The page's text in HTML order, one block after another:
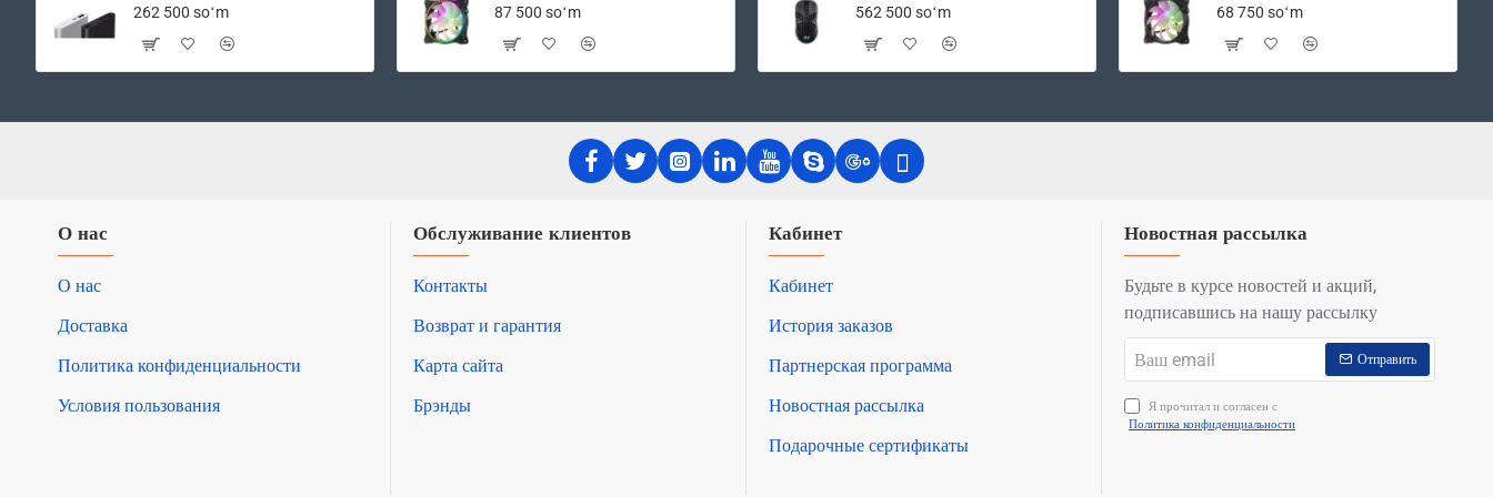
ПК
ПК
262 500 soʻm
87 500 soʻm
562 500 soʻm
68 750 soʻm
О нас
О нас
Доставка
Политика конфиденциальности
Условия пользования
Обслуживание клиентов
Контакты
Возврат и гарантия
Карта сайта
Брэнды
Кабинет
Кабинет
История заказов
Партнерская программа
Новостная рассылка
Подарочные сертификаты
Новостная рассылка
Будьте в курсе новостей и акций,
подписавшись на нашу рассылку
Ваш
email
Отправить
Я прочитал и согласен с
Политика конфиденциальности